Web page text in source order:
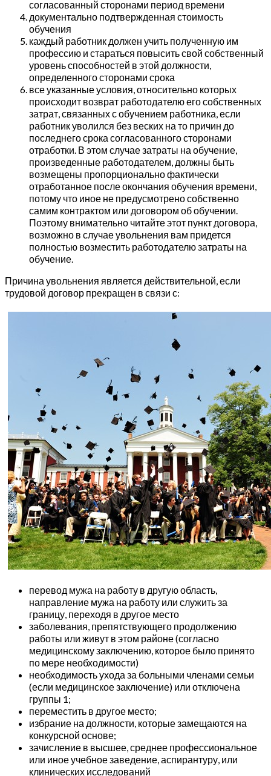
согласованный сторонами период времени
документально подтвержденная стоимость
обучения
каждый работник должен учить полученную им
профессию и стараться повысить свой собственный
уровень способностей в этой должности,
определенного сторонами срока
все указанные условия, относительно которых
происходит возврат работодателю его собственных
затрат, связанных с обучением работника, если
работник уволился без веских на то причин до
последнего срока согласованного сторонами
отработки. В этом случае затраты на обучение,
произведенные работодателем, должны быть
возмещены пропорционально фактически
отработанное после окончания обучения времени,
потому что иное не предусмотрено собственно
самим контрактом или договором об обучении.
Поэтому внимательно читайте этот пункт договора,
возможно в случае увольнения вам придется
полностью возместить работодателю затраты на
обучение.
Причина увольнения является действительной, если
трудовой договор прекращен в связи с:
перевод мужа на работу в другую область,
направление мужа на работу или служить за
границу, переходя в другое место
заболевания, препятствующего продолжению
работы или живут в этом районе (согласно
медицинскому заключению, которое было принято
по мере необходимости)
необходимость ухода за больными членами семьи
(если медицинское заключение) или отключена
группы 1;
переместить в другое место;
избрание на должности, которые замещаются на
конкурсной основе;
зачисление в высшее, среднее профессиональное
или иное учебное заведение, аспирантуру, или
клинических исследований